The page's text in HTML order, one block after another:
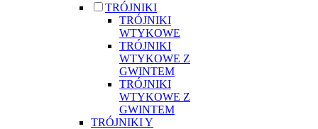
TRÓJNIKI
TRÓJNIKI
WTYKOWE
TRÓJNIKI
WTYKOWE Z
GWINTEM
TRÓJNIKI
WTYKOWE Z
GWINTEM
TRÓJNIKI Y